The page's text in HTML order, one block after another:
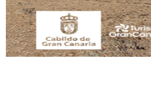
Leales.org » Gran Canaria | 9.7.2025